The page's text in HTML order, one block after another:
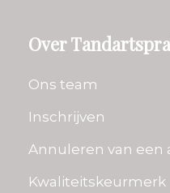
Over
Ons team
Inschrijven
Annuleren van een
Kwaliteitskeurmerk